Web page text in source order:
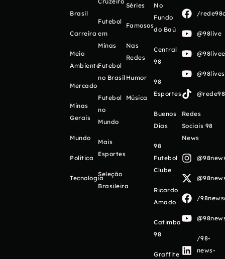
Brasil
Carreira
Meio
Ambiente
Mercado
Minas
Gerais
Mundo
Política
Tecnologia
Futebol
em
Minas
Futebol
no Brasil
Futebol
no
Mundo
Mais
Esportes
Seleção
Brasileira
Séries
Famosos
Nas
Redes
Humor
Música
No
Fundo
do Baú
Central
98
98
Esportes
Buenos
Días
98
Futebol
Clube
Ricardo
Amado
Catimba
98
Graffite
/
@98live
Redes
Sociais 98
News
/
/98-
news-